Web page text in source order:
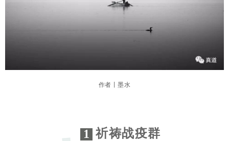
作者 丨墨水
1 祈祷战疫群